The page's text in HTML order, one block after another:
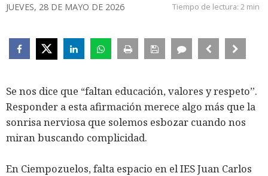
JUEVES, 28 DE MAYO DE 2026 Tiempo de lectura: 2 min
Se nos dice que “faltan educación, valores y respeto”.
Responder a esta afirmación merece algo más que la
sonrisa nerviosa que solemos esbozar cuando nos
miran buscando complicidad.
En Ciempozuelos, falta espacio en el IES Juan Carlos